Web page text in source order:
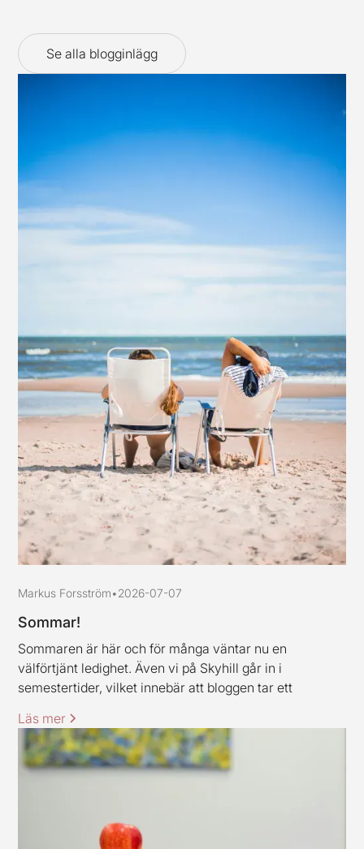
Se alla blogginlägg
Markus Forsström•2026-07-07
Sommar!
Sommaren är här och för många väntar nu en
välförtjänt ledighet. Även vi på Skyhill går in i
semestertider, vilket innebär att bloggen tar ett
mina kollegor vill rikta ett varmt tack till alla kunder och
samarbetspartners för den här våren, stort tack för ert
förtroende.
Läs mer